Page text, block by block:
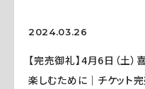
2024.03.26
【完売御礼】4月6日（土
楽しむために｜チケット